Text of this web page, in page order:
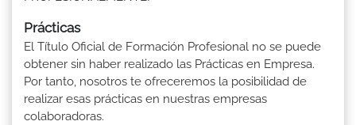
Prácticas
El Título Oficial de Formación Profesional no se puede
obtener sin haber realizado las Prácticas en Empresa.
Por tanto, nosotros te ofreceremos la posibilidad de
realizar esas prácticas en nuestras empresas
colaboradoras.